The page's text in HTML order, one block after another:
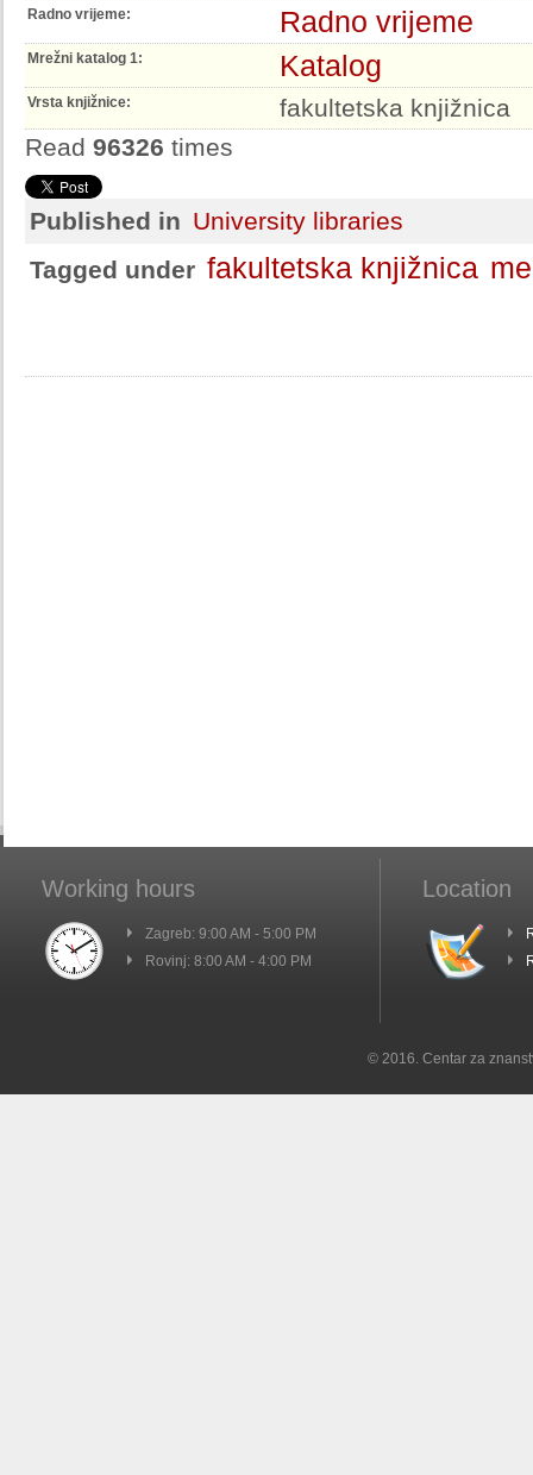
Radno vrijeme: Radno vrijeme
Mrežni katalog 1: Katalog
Vrsta knjižnice:
fakultetska knjižnica
Read 96326 times
Published in University libraries
Tagged under fakultetska knjižnica
Working hours
Zagreb: 9:00 AM - 5:00 PM
Rovinj: 8:00 AM - 4:00 PM
Location
© 2016. Centar za